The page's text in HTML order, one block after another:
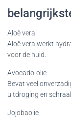
Aloë vera
Aloë vera werkt
voor de huid.
Avocado-olie
Bevat veel
uitdroging en
Jojobaolie